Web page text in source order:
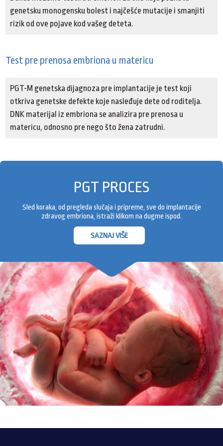
genetsku monogensku bolest i najčešće mutacije i smanjiti
rizik od ove pojave kod vašeg deteta.
Test pre prenosa embriona u matericu
PGT-M genetska dijagnoza pre implantacije je test koji
otkriva genetske defekte koje nasleđuje dete od roditelja.
DNK materijal iz embriona se analizira pre prenosa u
matericu, odnosno pre nego što žena zatrudni.
PGT PROCES
Sled koraka, od pregleda slučaja i pripreme, sve do implantacije
zdravog embriona, istraži klikom na dugme ispod.
SAZNAJ VIŠE